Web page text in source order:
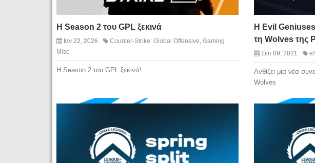
Η Season 2 του GPL ξεκινά
Ιαν 22, 2026 Counter-Strike: Global Offensive Gaming
Misc
Η Season 2 του GPL ξεκινά!
H Evil
τη Wolves της
Σεπ 09, 2021
Ανθίζει μια νέα
Wolves